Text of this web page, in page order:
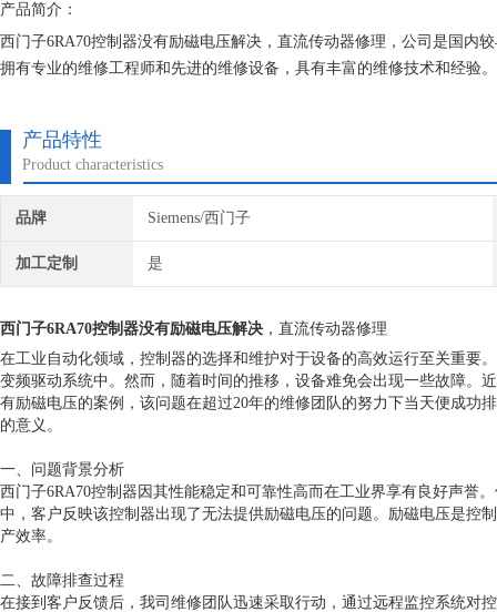
产品简介：
西门子6RA70控制器没有励磁电压解决，直流传动器修理，公司是国内
拥有专业的维修工程师和先进的维修设备，具有丰富的维修技术和经验
产品特性
Product characteristics
品牌 Siemens/西门子
加工定制 是
西门子6RA70控制器没有励磁电压解决 ，直流传动器修理
在工业自动化领域，控制器的选择和维护对于设备的高效运行至关重要
变频驱动系统中。然而，随着时间的推移，设备难免会出现一些故障。
有励磁电压的案例，该问题在超过20年的维修团队的努力下当天便成功
的意义。
一、问题背景分析
西门子6RA70控制器因其性能稳定和可靠性高而在工业界享有良好声誉
中，客户反映该控制器出现了无法提供励磁电压的问题。励磁电压是控
产效率。
二、故障排查过程
在接到客户反馈后，我司维修团队迅速采取行动，通过远程监控系统对